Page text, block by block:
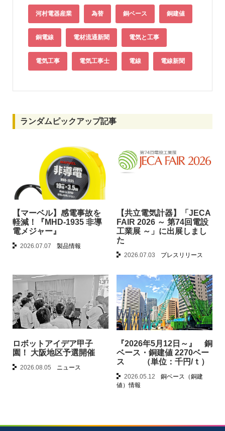
河村電器産業 為替 銅ベース 銅建値
銅電線 電材流通新聞 電気と工事
電気工事 電気工事士 電線 電線新聞
ランダムピックアップ記事
【マーベル】感電事故を
軽減！『MHD-1935 非導
電メジャー』
2026.07.07 製品情報
【共立電気計器】「JECA
FAIR 2026 ～ 第74回電設
工業展 ～」に出展しまし
た
2026.07.03 プレスリリース
ロボットアイデア甲子
園！ 大阪地区予選開催
2026.08.05 ニュース
『2026年5月12日～』 銅
ベース・銅建値 2270ベー
ス （単位：千円/ｔ）
2026.05.12
銅ベース（銅建
値）情報